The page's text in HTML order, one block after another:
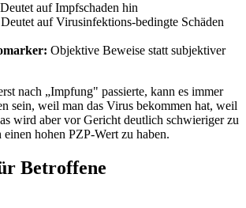
Deutet auf Impfschaden hin
Deutet auf Virusinfektions-bedingte Schäden
Objektive Beweise statt subjektiver
nach „Impfung" passierte, kann es immer
sein, weil man das Virus bekommen hat, weil
wird aber vor Gericht deutlich schwieriger zu
einen hohen PZP-Wert zu haben.
Betroffene